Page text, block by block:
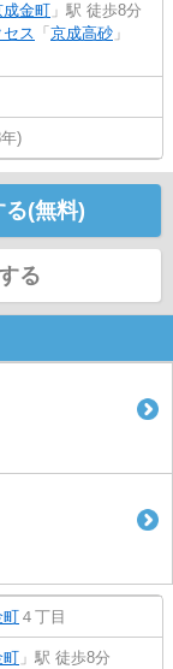
成金町 」駅 徒歩8分
ス 「 京成高砂 」
)
(無料)
る
町 ４丁目
町 」駅 徒歩8分